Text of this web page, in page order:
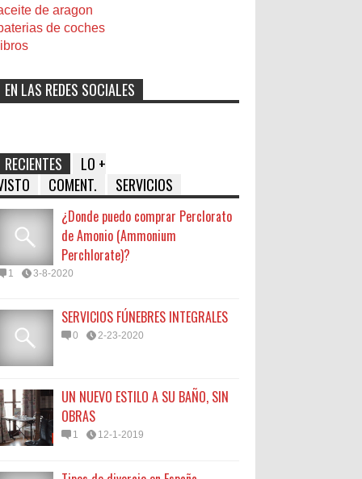
de aragon
de coches
libros
EN LAS REDES SOCIALES
RECIENTES
LO +
COMENT. SERVICIOS
¿Donde puedo comprar Perclorato
de Amonio (Ammonium
Perchlorate)?
1 3-8-2020
SERVICIOS FÚNEBRES INTEGRALES
0 2-23-2020
UN NUEVO ESTILO A SU BAÑO, SIN
OBRAS
1 12-1-2019